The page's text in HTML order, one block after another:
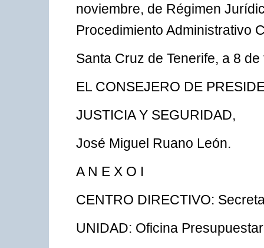
noviembre, de Régimen
Procedimiento Administrativo
Santa Cruz de Tenerife, a 8
EL CONSEJERO DE
JUSTICIA Y SEGURIDAD,
José Miguel Ruano León.
A N E X O I
CENTRO DIRECTIVO:
UNIDAD: Oficina